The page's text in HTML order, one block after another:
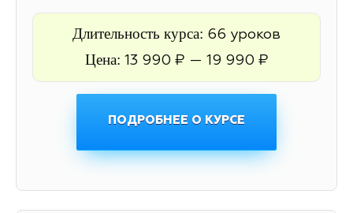
Длительность курса: 66 уроков
Цена: 13 990 ₽ — 19 990 ₽
ПОДРОБНЕЕ О КУРСЕ